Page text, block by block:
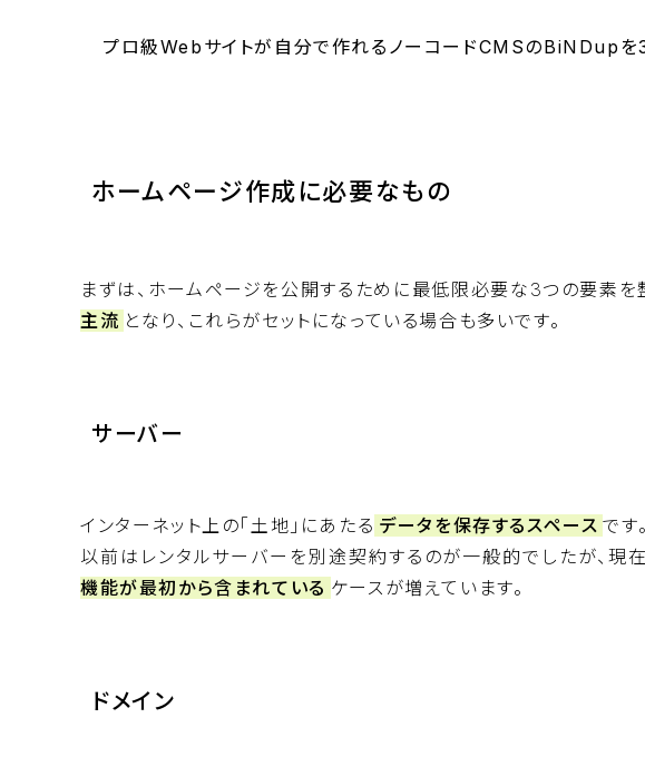
プロ級Webサイトが自分で作れるノーコードCMSのBiNDup
ホームページ作成に必要なもの
まずは、ホームページを公開するために最低限必要な3つの要素を
主流 となり、これらがセットになっている場合も多いです。
サーバー
インターネット上の「土地」にあたる データを保存するスペース です。
以前はレンタルサーバーを別途契約するのが一般的でしたが、
機能が最初から含まれている ケースが増えています。
ドメイン